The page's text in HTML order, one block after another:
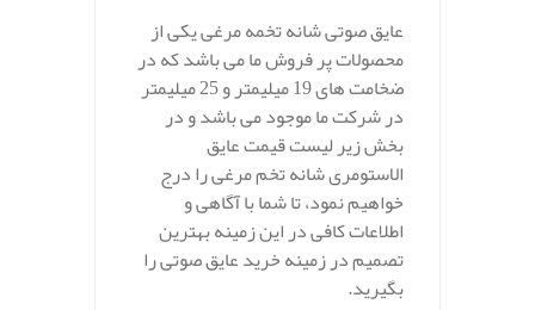
عایق صوتی شانه تخمه مرغی یکی از
محصولات پر فروش ما می باشد که در
ضخامت های 19 میلیمتر و 25 میلیمتر
در شرکت ما موجود می باشد و در
بخش زیر لیست قیمت عایق
الاستومری شانه تخم مرغی را درج
خواهیم نمود، تا شما با آگاهی و
اطلاعات کافی در این زمینه بهترین
تصمیم در زمینه خرید عایق صوتی را
بگیرید.